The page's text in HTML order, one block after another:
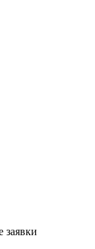
заявки